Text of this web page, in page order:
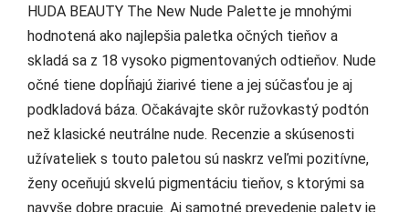
HUDA BEAUTY The New Nude Palette je mnohými
hodnotená ako najlepšia paletka očných tieňov a
skladá sa z 18 vysoko pigmentovaných odtieňov. Nude
očné tiene dopĺňajú žiarivé tiene a jej súčasťou je aj
podkladová báza. Očakávajte skôr ružovkastý podtón
než klasické neutrálne nude. Recenzie a skúsenosti
užívateliek s touto paletou sú naskrz veľmi pozitívne,
ženy oceňujú skvelú pigmentáciu tieňov, s ktorými sa
navyše dobre pracuje. Aj samotné prevedenie palety je